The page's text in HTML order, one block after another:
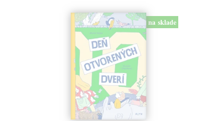
na sklade